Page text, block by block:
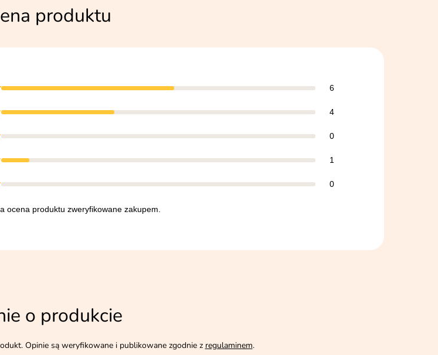
produktu
6
4
0
1
0
ocena produktu zweryfikowane zakupem.
o produkcie
Opinie są weryfikowane i publikowane zgodnie z regulaminem.